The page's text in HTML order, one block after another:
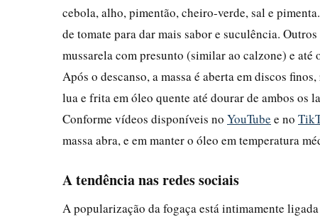
cebola, alho, pimentão, cheiro-verde, sal e
de tomate para dar mais sabor e suculência.
mussarela com presunto (similar ao calzone) e até
Após o descanso, a massa é aberta em discos
lua e frita em óleo quente até dourar de ambos os
Conforme vídeos disponíveis no YouTube e no
massa abra, e em manter o óleo em temperatura
A tendência nas redes sociais
A popularização da fogaça está intimamente